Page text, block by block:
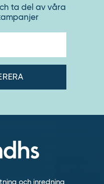
ta del av våra
och inredning